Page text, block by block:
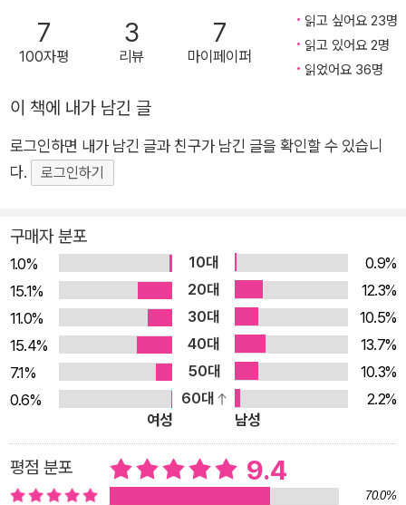
사에 대한 동아시아 공동의 역사 인식을 만들기 위해 2001년 4월 시
민·사회 단체, 학자, 교사 등이 모여 결성했다. 한·중·일을 비롯한 동아
시아 여러 국가 간 역사 갈등 해결과 평화로운 역사 인식을 공유하기
회·연구 단체와 함께 과거사 청산 활동에도 적극 참여하고 있다. 역사
인식의 문제는 자라나는 세대의 미래에 관한 문제라는 생각에 중·일
과 공동 역사책 편찬, ‘청소년역사체험캠프’, ‘역사 인식과 동아시아
평화포럼’ 등 대안을 제시하는 활동을 지속적으로 전개하고 있다. 홈
출간되었고, 그리고 2012년 두 번째 결과물이 나왔다. 첫 작품이
3국이 각자 들려주는 근현대사였다면, 이번에는 ‘관계사’에 주목
했다. 개항 이후 현대에 이르기까지 한·중·일 3국은 전근대 시기
보다 더 복잡한 관계를 맺어왔다. 일국의 역사만으로는 왜 한반도
에서 청일전쟁과 러일전쟁이 일어났으며, 그 파장이 무엇인지 파
악하기 힘들다. 이 책은 각국사의 한계를 넘어 유기적으로 얽혀
있는 근현대 동아시아사를 국제 관계사의 맥락을 통해 살펴봄으
는 시야를 넓힌다. 2. 테마별로 읽는 3국 민중의 삶과 교류의 역
의 삶을 8개의 주제, 즉 헌법·도시·철도·이주·가족·교육·미디어·전
쟁 기억 등을 통해 들여다봄으로써, 비슷하면서도 서로 다른 3국
의 문화와 역사를 이해할 수 있도록 했다. 특히 근대의 제도와 문
물이 3국 민중의 생활에 어떠한 영향을 미쳤는가를 비교사적으
로 고찰했다. 또한 근대에 들어 크게 늘어난 3국 민중의 교류와
상호작용에 대해서도 들려준다. 3. 한·중·일 3국의 역사학자가 6
국 역사학자의 회의에서 두 번째 공동 역사책 집필을 결정했다.
이후 공동 역사책 집필 과정은 수많은 논의를 거쳐 진행되었다.
7
100자평
3
리뷰
7
마이페이퍼
읽고 싶어요 23명
읽고 있어요 2명
읽었어요 36명
이 책에 내가 남긴 글
로그인하면 내가 남긴 글과 친구가 남긴 글을 확인할 수 있습니
다.
로그인하기
구매자 분포
1.0% 10대
0.9%
15.1%
20대
12.3%
11.0%
30대
10.5%
15.4%
40대
13.7%
7.1%
50대
10.3%
0.6%
60대
2.2%
여성
남성
평점 분포 9.4
70.0%